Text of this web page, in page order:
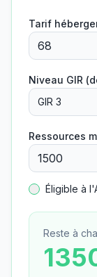
Tarif
Niveau GIR
GIR 3
Ressources
Éligible à
Reste à